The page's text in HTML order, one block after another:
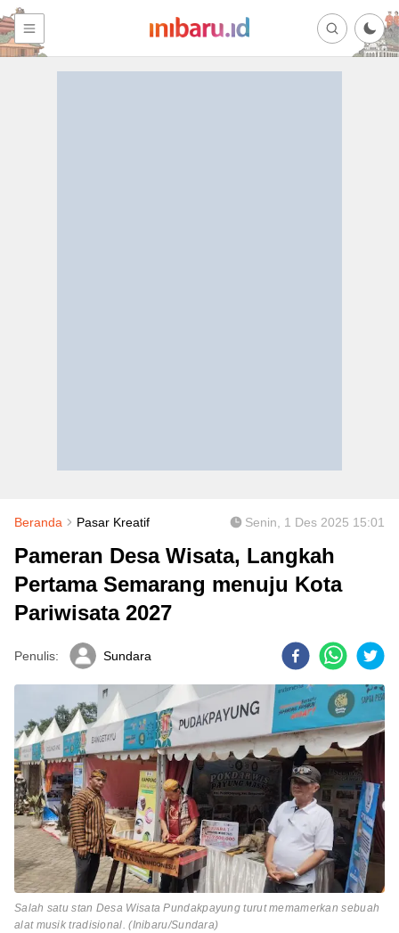
Beranda Pasar Kreatif Senin, 1 Des 2025 15:01
Pameran Desa Wisata, Langkah
Pertama Semarang menuju Kota
Pariwisata 2027
Penulis: Sundara
Salah satu stan Desa Wisata Pundakpayung turut memamerkan sebuah
alat musik tradisional. (Inibaru/Sundara)